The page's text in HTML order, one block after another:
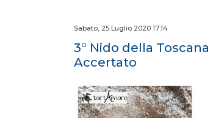
Sabato, 25 Luglio 2020 17:14
3° Nido della Toscana
Accertato